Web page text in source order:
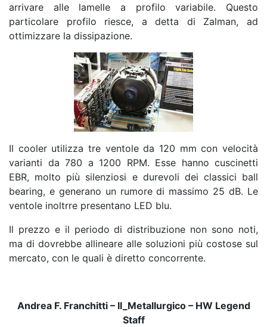
arrivare alle lamelle a profilo variabile. Questo
particolare profilo riesce, a detta di Zalman, ad
ottimizzare la dissipazione.
Il cooler utilizza tre ventole da 120 mm con velocità
varianti da 780 a 1200 RPM. Esse hanno cuscinetti
EBR, molto più silenziosi e durevoli dei classici ball
bearing, e generano un rumore di massimo 25 dB. Le
ventole inoltrre presentano LED blu.
Il prezzo e il periodo di distribuzione non sono noti,
ma di dovrebbe allineare alle soluzioni più costose sul
mercato, con le quali è diretto concorrente.
Andrea F. Franchitti – Il_Metallurgico – HW Legend
Staff